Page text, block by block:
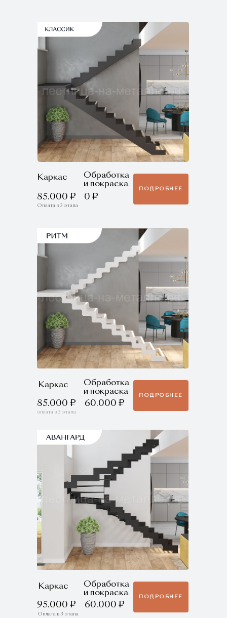
Каркас
85.000 ₽
Обработка
и покраска
0 ₽
ПОДРОБНЕЕ
Каркас
85.000 ₽
Обработка
и покраска
60.000 ₽
ПОДРОБНЕЕ
Каркас
95.000 ₽
Обработка
и покраска
60.000 ₽
ПОДРОБНЕЕ
Оплата в 3 этапа
оплата в 3 этапа
Оплата в 3 этапа